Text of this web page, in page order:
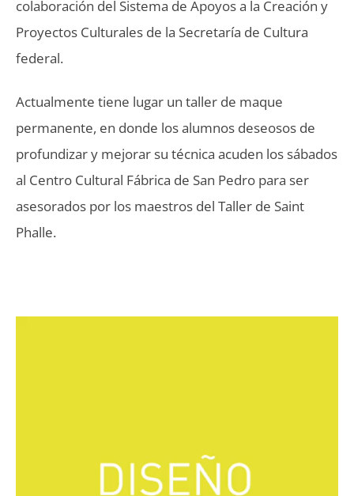
colaboración del Sistema de Apoyos a la Creación y
Proyectos Culturales de la Secretaría de Cultura
federal.
Actualmente tiene lugar un taller de maque
permanente, en donde los alumnos deseosos de
profundizar y mejorar su técnica acuden los sábados
al Centro Cultural Fábrica de San Pedro para ser
asesorados por los maestros del Taller de Saint
Phalle.